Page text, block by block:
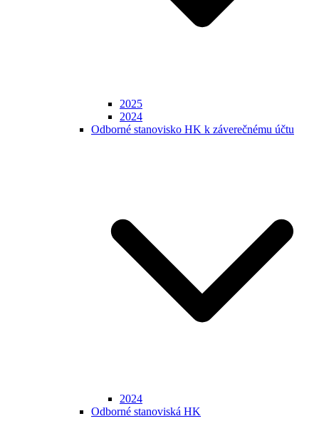
2025
2024
Odborné stanovisko HK k záverečnému účtu
2024
Odborné stanoviská HK